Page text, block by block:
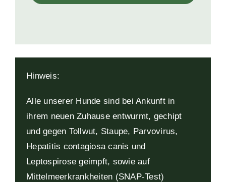
Hinweis:
Alle unserer Hunde sind bei Ankunft in
ihrem neuen Zuhause entwurmt, gechipt
und gegen Tollwut, Staupe, Parvovirus,
Hepatitis contagiosa canis und
Leptospirose geimpft, sowie auf
Mittelmeerkrankheiten (SNAP-Test)